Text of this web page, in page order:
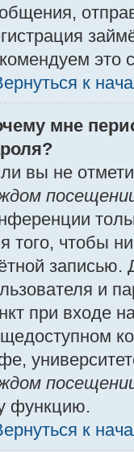
это
к
мне
вы не
того, чтобы
записью.
и
при входе
функцию.
к